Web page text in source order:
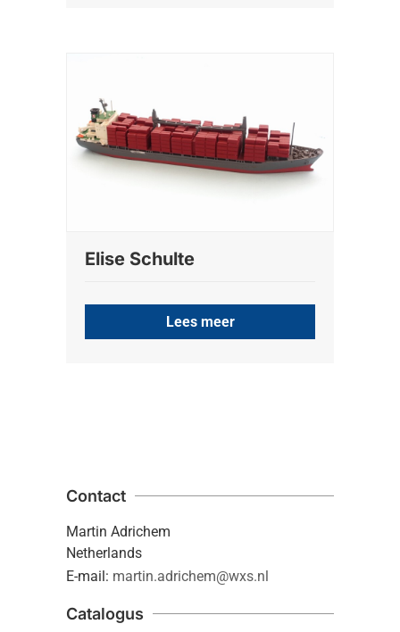
Elise Schulte
Lees meer
Contact
Martin Adrichem
Netherlands
E-mail: martin.adrichem@wxs.nl
Catalogus